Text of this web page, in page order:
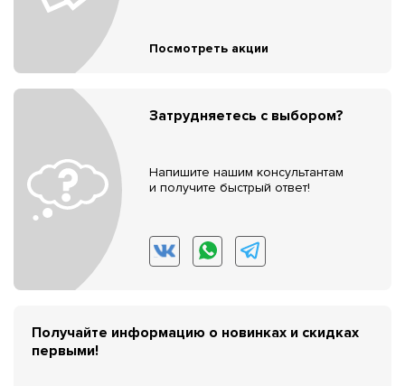
Посмотреть акции
Затрудняетесь с выбором?
Напишите нашим консультантам
и получите быстрый ответ!
Получайте информацию о новинках и скидках
первыми!